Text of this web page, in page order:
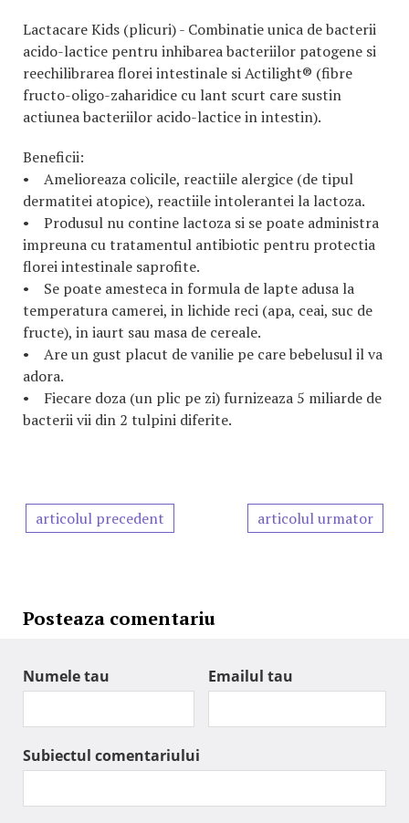
Lactacare Kids (plicuri) - Combinatie unica de bacterii
acido-lactice pentru inhibarea bacteriilor patogene si
reechilibrarea florei intestinale si Actilight® (fibre
fructo-oligo-zaharidice cu lant scurt care sustin
actiunea bacteriilor acido-lactice in intestin).
Beneficii:
• Amelioreaza colicile, reactiile alergice (de tipul
dermatitei atopice), reactiile intolerantei la lactoza.
• Produsul nu contine lactoza si se poate administra
impreuna cu tratamentul antibiotic pentru protectia
florei intestinale saprofite.
• Se poate amesteca in formula de lapte adusa la
temperatura camerei, in lichide reci (apa, ceai, suc de
fructe), in iaurt sau masa de cereale.
• Are un gust placut de vanilie pe care bebelusul il va
adora.
• Fiecare doza (un plic pe zi) furnizeaza 5 miliarde de
bacterii vii din 2 tulpini diferite.
articolul precedent articolul urmator
Posteaza comentariu
Numele tau Emailul tau
Subiectul comentariului